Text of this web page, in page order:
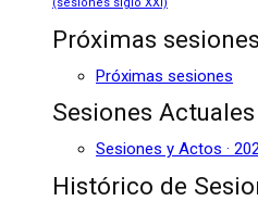
(sesiones siglo XXI)
Próximas sesiones
Próximas sesiones
Sesiones Actuales
Sesiones y Actos ·
Histórico de